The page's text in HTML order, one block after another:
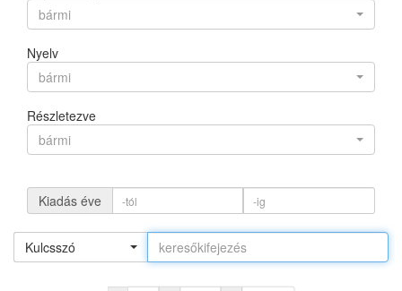
bármi
Nyelv
bármi
Részletezve
bármi
Kiadás éve
Kulcsszó